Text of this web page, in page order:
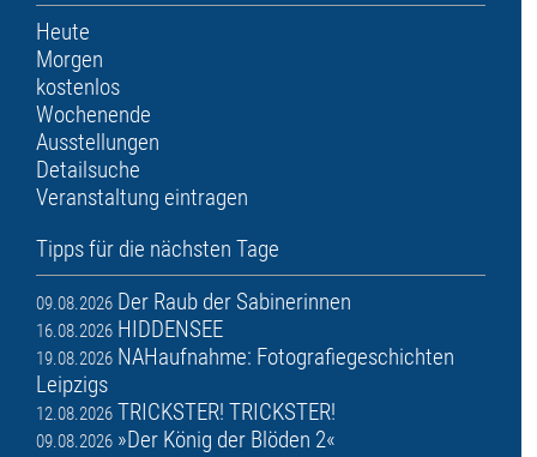
Heute
Morgen
kostenlos
Wochenende
Ausstellungen
Detailsuche
Veranstaltung eintragen
Tipps für die nächsten Tage
09.08.2026 Der Raub der Sabinerinnen
16.08.2026 HIDDENSEE
19.08.2026 NAHaufnahme: Fotografiegeschichten
Leipzigs
12.08.2026 TRICKSTER! TRICKSTER!
09.08.2026 »Der König der Blöden 2«